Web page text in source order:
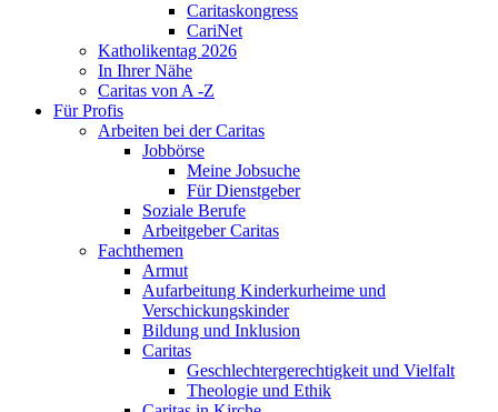
Caritaskongress
CariNet
Katholikentag 2026
In Ihrer Nähe
Caritas von A -Z
Für Profis
Arbeiten bei der Caritas
Jobbörse
Meine Jobsuche
Für Dienstgeber
Soziale Berufe
Arbeitgeber Caritas
Fachthemen
Armut
Aufarbeitung Kinderkurheime und
Verschickungskinder
Bildung und Inklusion
Caritas
Geschlechtergerechtigkeit und Vielfalt
Theologie und Ethik